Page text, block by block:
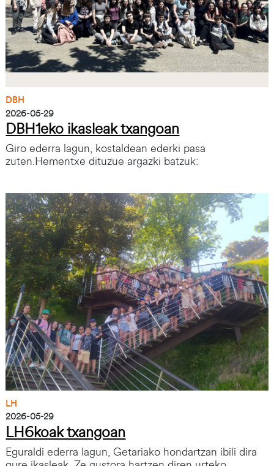
DBH
2026-05-29
DBH1eko ikasleak txangoan
Giro ederra lagun, kostaldean ederki pasa
zuten.Hementxe dituzue argazki batzuk:
Irudia
LH
2026-05-29
LH6koak txangoan
Eguraldi ederra lagun, Getariako hondartzan ibili dira